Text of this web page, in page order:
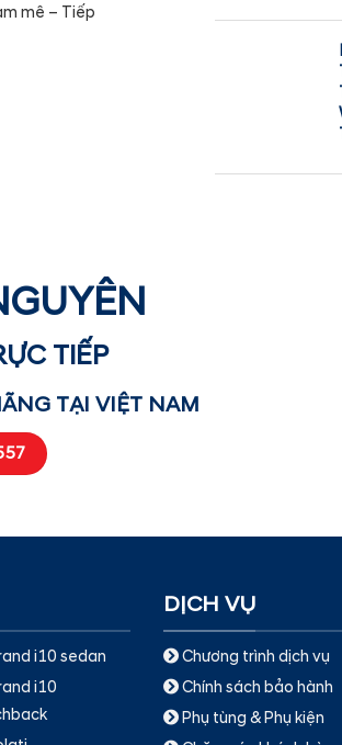
mê – Tiếp
TIẾP
TẠI VIỆT NAM
i10 sedan
i10
DỊCH VỤ
Chương trình dịch vụ
Chính sách bảo hành
Phụ tùng & Phụ kiện